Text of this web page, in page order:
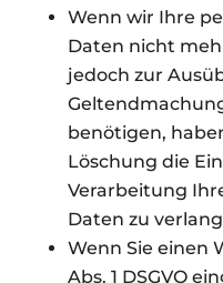
Wenn wir Ihre
Daten nicht
jedoch zur
benötigen,
Löschung die
Verarbeitung
Daten zu
Wenn Sie einen
Abs. 1 DSGVO